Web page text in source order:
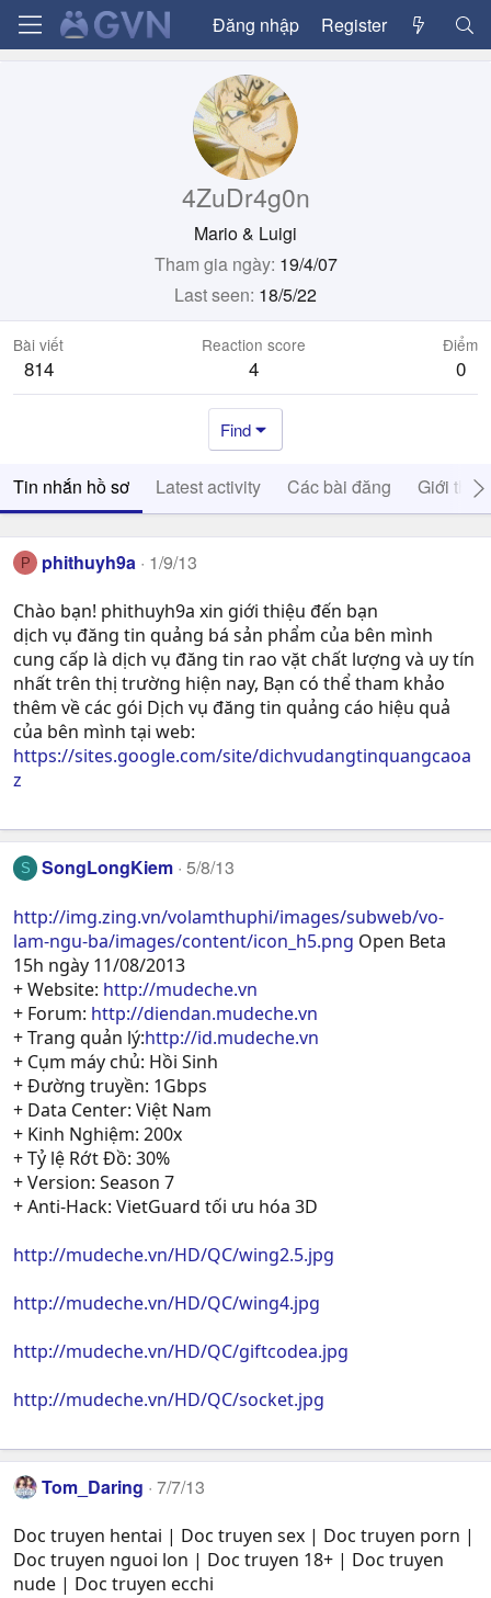
Đăng nhập Register
4ZuDr4g0n
Mario & Luigi
Tham gia ngày 19/4/07
Last seen 18/5/22
Bài viết
814
Reaction score
4
Điểm
0
Find
Tin nhắn hồ sơ Latest activity Các bài đăng Giới thiệu
P phithuyh9a 1/9/13
Chào bạn! phithuyh9a xin giới thiệu đến bạn
dịch vụ đăng tin quảng bá sản phẩm của bên mình
cung cấp là dịch vụ đăng tin rao vặt chất lượng và uy tín
nhất trên thị trường hiện nay, Bạn có thể tham khảo
thêm về các gói Dịch vụ đăng tin quảng cáo hiệu quả
của bên mình tại web:
https://sites.google.com/site/dichvudangtinquangcaoa
z
S SongLongKiem 5/8/13
http://img.zing.vn/volamthuphi/images/subweb/vo-
lam-ngu-ba/images/content/icon_h5.png Open Beta
15h ngày 11/08/2013
+ Website: http://mudeche.vn
+ Forum: http://diendan.mudeche.vn
+ Trang quản lý:http://id.mudeche.vn
+ Cụm máy chủ: Hồi Sinh
+ Đường truyền: 1Gbps
+ Data Center: Việt Nam
+ Kinh Nghiệm: 200x
+ Tỷ lệ Rớt Đồ: 30%
+ Version: Season 7
+ Anti-Hack: VietGuard tối ưu hóa 3D
http://mudeche.vn/HD/QC/wing2.5.jpg
http://mudeche.vn/HD/QC/wing4.jpg
http://mudeche.vn/HD/QC/giftcodea.jpg
http://mudeche.vn/HD/QC/socket.jpg
Tom_Daring 7/7/13
Doc truyen hentai | Doc truyen sex | Doc truyen porn |
Doc truyen nguoi lon | Doc truyen 18+ | Doc truyen
nude | Doc truyen ecchi